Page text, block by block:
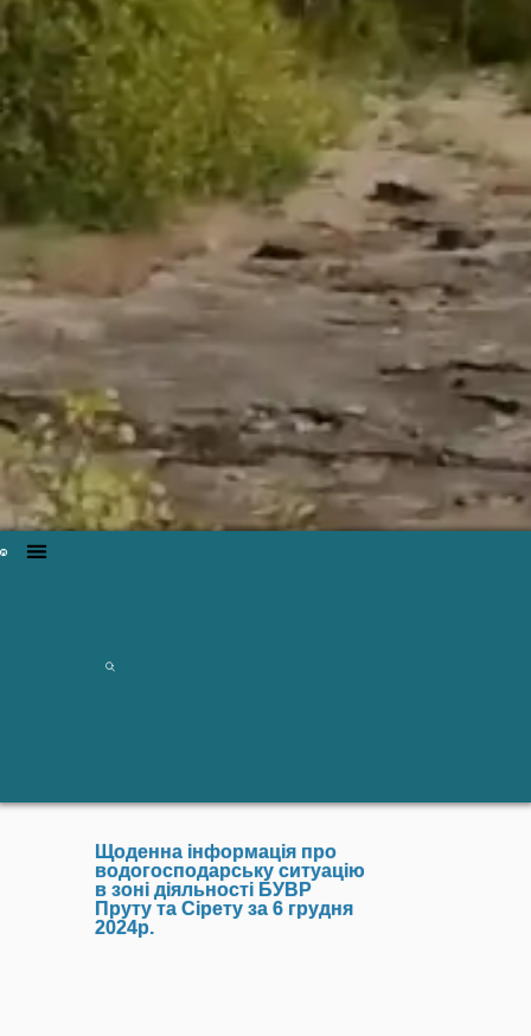
Щоденна інформація про
водогосподарську ситуацію
в зоні діяльності БУВР
Пруту та Сірету за 6 грудня
2024р.